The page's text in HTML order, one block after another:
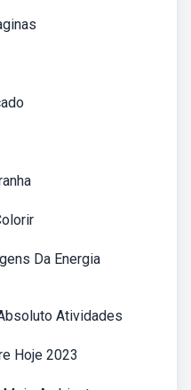
Da Energia
Atividades
Hoje 2023